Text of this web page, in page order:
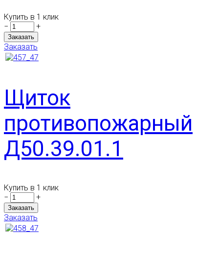
Купить в 1 клик
−
+
Заказать
Щиток
противопожарный
Д50.39.01.1
Купить в 1 клик
−
+
Заказать